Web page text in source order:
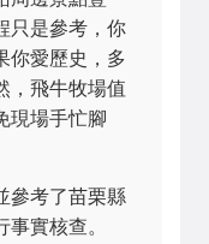
只是參考，你
你愛歷史，多
，飛牛牧場值
現場手忙腳
參考了苗栗縣
實核查。